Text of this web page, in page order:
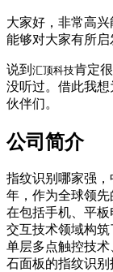
大家好，非常高
能够对大家有所启
说到 汇顶科技肯定
没听过。借此我
伙伴们。
公司简介
指纹识别哪家强
年，作为全球领
在包括手机、平
交互技术领域构
单层多点触控技
石面板的指纹识